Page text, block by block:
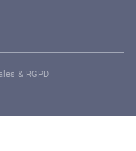
& RGPD